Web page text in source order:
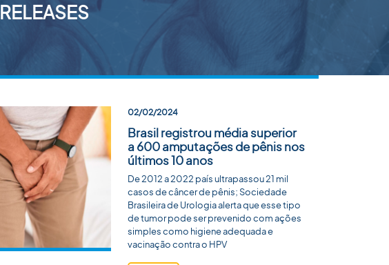
RELEASES
02/02/2024
Brasil registrou média superior
a 600 amputações de pênis nos
últimos 10 anos
De 2012 a 2022 país ultrapassou 21 mil
casos de câncer de pênis; Sociedade
Brasileira de Urologia alerta que esse tipo
de tumor pode ser prevenido com ações
simples como higiene adequada e
vacinação contra o HPV